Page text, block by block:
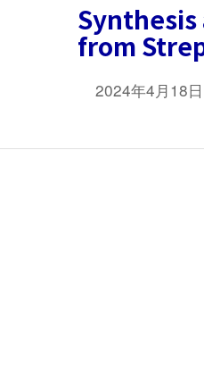
from
2024年4月18日